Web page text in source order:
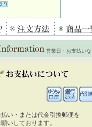
営業日・お支払い
い・または代金引換郵便を
願いしております。